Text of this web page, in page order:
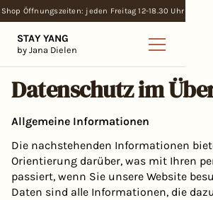
Shop Öffnungszeiten: jeden Freitag 12-18.30 Uhr
STAY YANG
by Jana Dielen
Datenschutz im
Allgemeine Informationen
Die nachstehenden Informationen
Orientierung darüber, was mit Ihren
passiert, wenn Sie unsere Website
Daten sind alle Informationen, die